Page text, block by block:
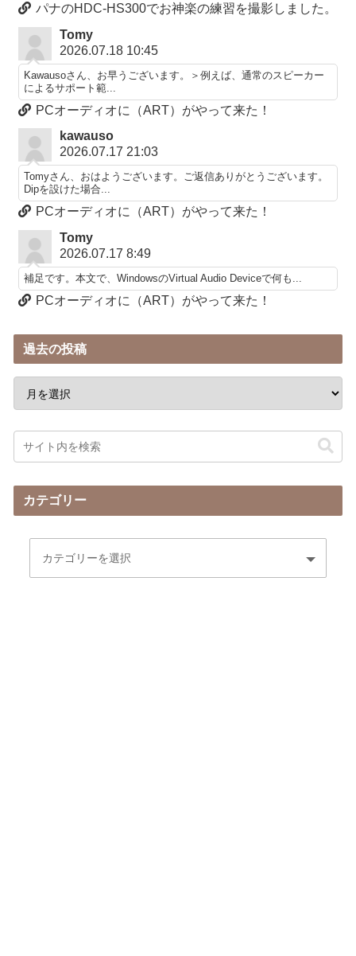
パナのHDC-HS300でお神楽の練習を撮影しました。
Tomy
2026.07.18 10:45
Kawausoさん、お早うございます。＞例えば、通常のスピーカー
によるサポート範...
PCオーディオに（ART）がやって来た！
kawauso
2026.07.17 21:03
Tomyさん、おはようございます。ご返信ありがとうございます。
Dipを設けた場合...
PCオーディオに（ART）がやって来た！
Tomy
2026.07.17 8:49
補足です。本文で、WindowsのVirtual Audio Deviceで何も...
PCオーディオに（ART）がやって来た！
過去の投稿
カテゴリー